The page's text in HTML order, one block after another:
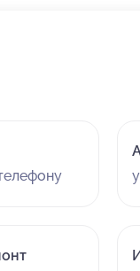
Все
добавлю что явно в
год во дворе и